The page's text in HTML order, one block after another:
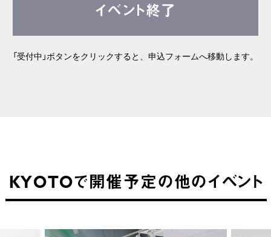
イベント終了
「受付中」ボタンをクリックすると、申込フォームへ移動します。
KYOTOで開催予定の他のイベント